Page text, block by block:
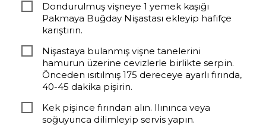
Dondurulmuş vişneye 1 yemek kaşığı
Pakmaya Buğday Nişastası ekleyip hafifçe
karıştırın.
Nişastaya bulanmış vişne tanelerini
hamurun üzerine cevizlerle birlikte serpin.
Önceden ısıtılmış 175 dereceye ayarlı fırında,
40-45 dakika pişirin.
Kek pişince fırından alın. Ilınınca veya
soğuyunca dilimleyip servis yapın.